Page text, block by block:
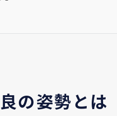
の姿勢とは